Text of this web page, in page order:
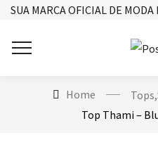
SUA MARCA OFICIAL DE MODA
Home Tops,
Top Thami –